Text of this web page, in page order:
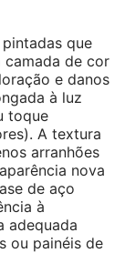
que
camada de cor
e danos
à luz
toque
A textura
arranhões
nova
de aço
à
adequada
ou painéis de